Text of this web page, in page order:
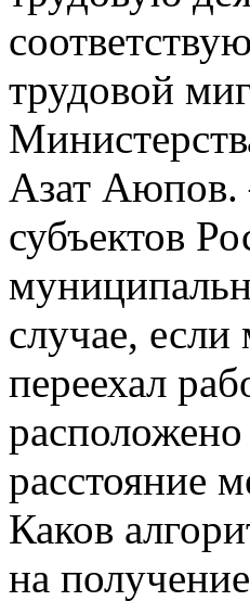
трудовой
Азат Аюпов.
субъектов
случае,
переехал
расположено
расстояние
Каков
на